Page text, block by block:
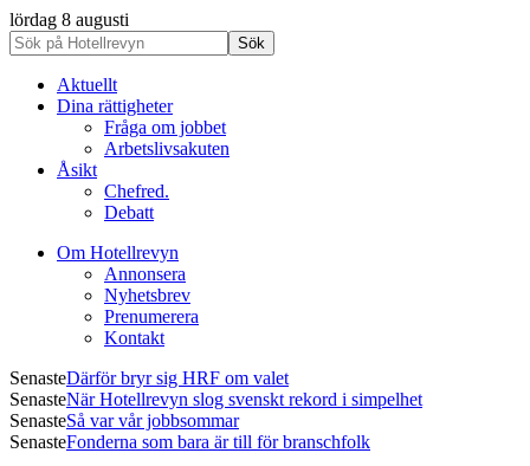
lördag 8 augusti
Aktuellt
Dina rättigheter
Fråga om jobbet
Arbetslivsakuten
Åsikt
Chefred.
Debatt
Om Hotellrevyn
Annonsera
Nyhetsbrev
Prenumerera
Kontakt
SenasteDärför bryr sig HRF om valet
SenasteNär Hotellrevyn slog svenskt rekord i simpelhet
SenasteSå var vår jobbsommar
SenasteFonderna som bara är till för branschfolk